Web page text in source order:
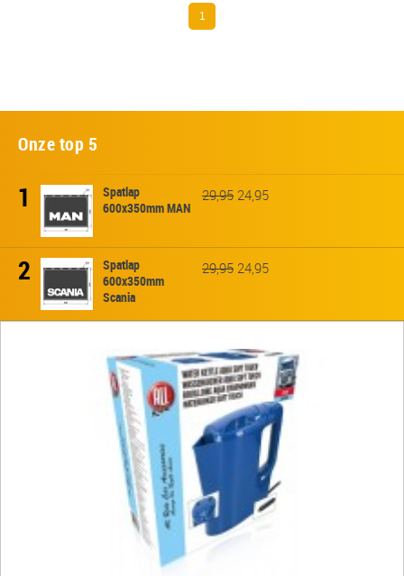
1
Onze top 5
1
Spatlap
600x350mm MAN
29,95 24,95
2
Spatlap
600x350mm
Scania
29,95 24,95